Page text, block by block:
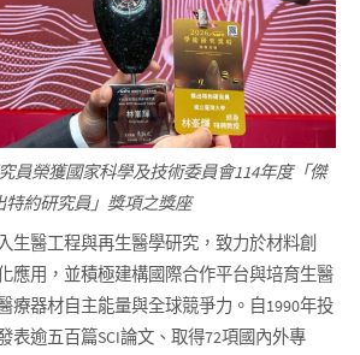
員榮獲國家科學及技術委員會114年度「傑
特約研究員」獎項之獎座
生醫工程與再生醫學研究，致力於材料創
應用，並積極建構國際合作平台與培育生醫
療器材自主能量與全球競爭力。自1990年投
表逾五百篇SCI論文、取得72項國內外專